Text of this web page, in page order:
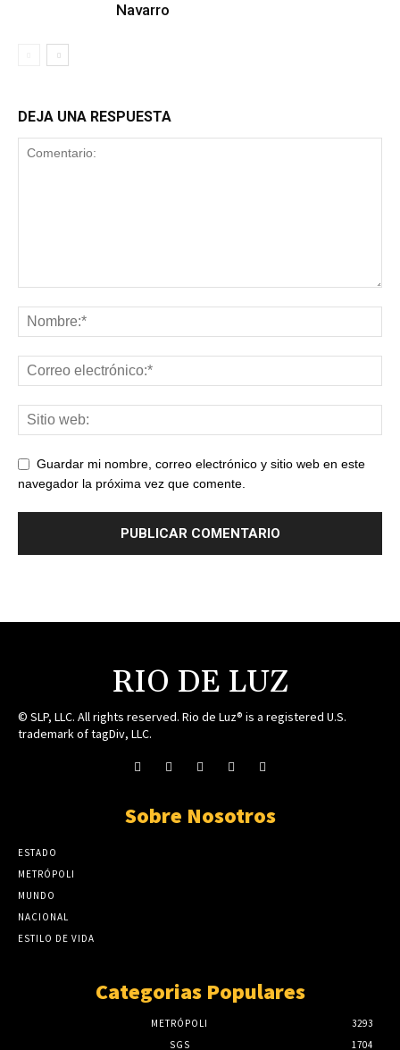
Navarro
DEJA UNA RESPUESTA
Guardar mi nombre, correo electrónico y sitio web en este
navegador la próxima vez que comente.
RIO DE LUZ
© SLP, LLC. All rights reserved. Rio de Luz® is a registered U.S.
trademark of tagDiv, LLC.
Sobre Nosotros
ESTADO
METRÓPOLI
MUNDO
NACIONAL
ESTILO DE VIDA
Categorias Populares
METRÓPOLI
3293
SGS
1704